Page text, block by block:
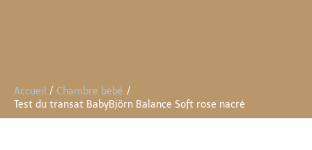
Accueil
Chambre bébé
Test du transat BabyBjörn Balance Soft rose nacré